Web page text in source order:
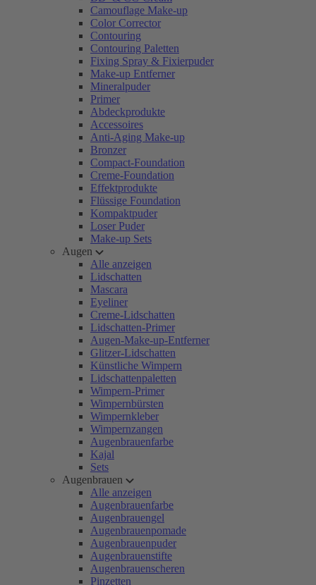
Camouflage Make-up
Color Corrector
Contouring
Contouring Paletten
Fixing Spray & Fixierpuder
Make-up Entferner
Mineralpuder
Primer
Abdeckprodukte
Accessoires
Anti-Aging Make-up
Bronzer
Compact-Foundation
Creme-Foundation
Effektprodukte
Flüssige Foundation
Kompaktpuder
Loser Puder
Make-up Sets
Augen
Alle anzeigen
Lidschatten
Mascara
Eyeliner
Creme-Lidschatten
Lidschatten-Primer
Augen-Make-up-Entferner
Glitzer-Lidschatten
Künstliche Wimpern
Lidschattenpaletten
Wimpern-Primer
Wimpernbürsten
Wimpernkleber
Wimpernzangen
Augenbrauenfarbe
Kajal
Sets
Augenbrauen
Alle anzeigen
Augenbrauenfarbe
Augenbrauengel
Augenbrauenpomade
Augenbrauenpuder
Augenbrauenstifte
Augenbrauenscheren
Pinzetten